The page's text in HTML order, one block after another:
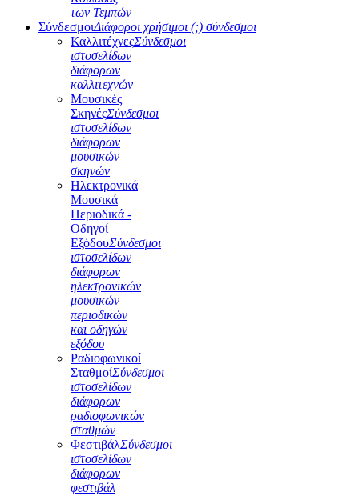
των Τεμπών
ΣύνδεσμοιΔιάφοροι χρήσιμοι (;) σύνδεσμοι
ΚαλλιτέχνεςΣύνδεσμοι
ιστοσελίδων
διάφορων
καλλιτεχνών
Μουσικές
ΣκηνέςΣύνδεσμοι
ιστοσελίδων
διάφορων
μουσικών
σκηνών
Ηλεκτρονικά
Μουσικά
Περιοδικά -
Οδηγοί
ΕξόδουΣύνδεσμοι
ιστοσελίδων
διάφορων
ηλεκτρονικών
μουσικών
περιοδικών
και οδηγών
εξόδου
Ραδιοφωνικοί
ΣταθμοίΣύνδεσμοι
ιστοσελίδων
διάφορων
ραδιοφωνικών
σταθμών
ΦεστιβάλΣύνδεσμοι
ιστοσελίδων
διάφορων
φεστιβάλ